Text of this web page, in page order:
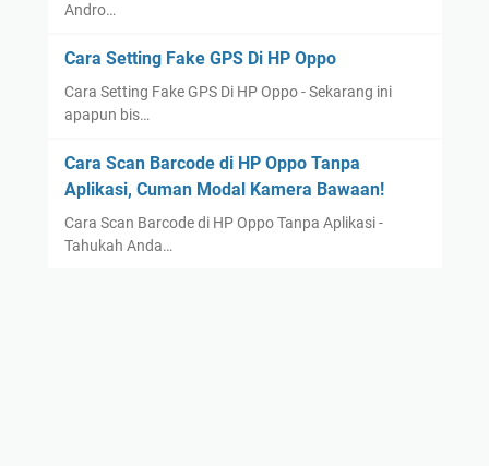
Andro…
Cara Setting Fake GPS Di HP Oppo
Cara Setting Fake GPS Di HP Oppo - Sekarang ini
apapun bis…
Cara Scan Barcode di HP Oppo Tanpa
Aplikasi, Cuman Modal Kamera Bawaan!
Cara Scan Barcode di HP Oppo Tanpa Aplikasi -
Tahukah Anda…